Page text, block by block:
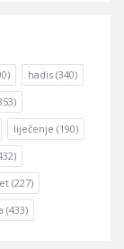
hadis (340)
liječenje (190)
(227)
(433)